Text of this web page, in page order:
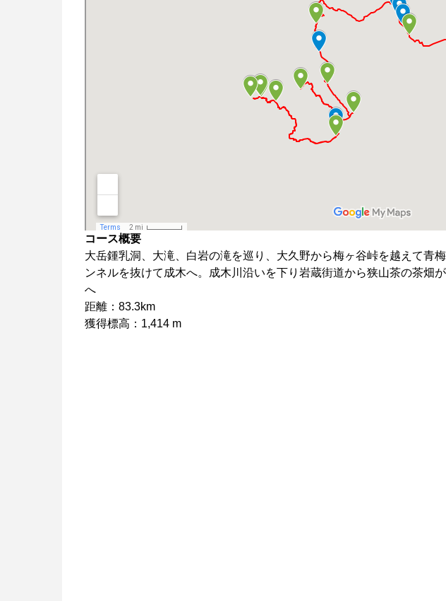
コース概要
大岳鍾乳洞、大滝、白岩の滝を巡り、大久野から梅ヶ谷峠を越えて青
ンネルを抜けて成木へ。成木川沿いを下り岩蔵街道から狭山茶の茶畑
へ
距離：83.3km
獲得標高：1,414 m